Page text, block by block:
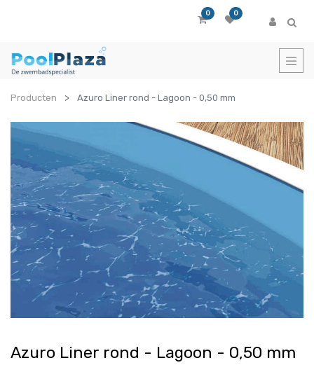
0 0
Producten Azuro Liner rond - Lagoon - 0,50 mm
Azuro Liner rond - Lagoon - 0,50 mm